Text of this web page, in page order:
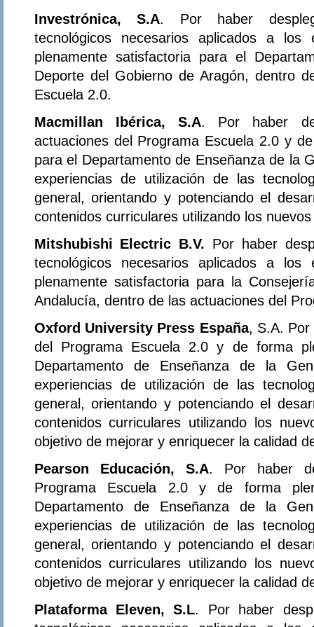
Investrónica, S.A. Por haber
tecnológicos necesarios aplicados a los
plenamente satisfactoria para el
Deporte del Gobierno de Aragón, dentro
Escuela 2.0.
Macmillan Ibérica, S.A. Por haber
actuaciones del Programa Escuela 2.0 y
para el Departamento de Enseñanza de la
experiencias de utilización de las
general, orientando y potenciando el
contenidos curriculares utilizando los
Mitshubishi Electric B.V. Por haber
tecnológicos necesarios aplicados a los
plenamente satisfactoria para la
Andalucía, dentro de las actuaciones del
Oxford University Press España, S.A. Por
del Programa Escuela 2.0 y de forma
Departamento de Enseñanza de la
experiencias de utilización de las
general, orientando y potenciando el
contenidos curriculares utilizando los
objetivo de mejorar y enriquecer la calidad
Pearson Educación, S.A. Por haber
Programa Escuela 2.0 y de forma
Departamento de Enseñanza de la
experiencias de utilización de las
general, orientando y potenciando el
contenidos curriculares utilizando los
objetivo de mejorar y enriquecer la calidad
Plataforma Eleven, S.L. Por haber